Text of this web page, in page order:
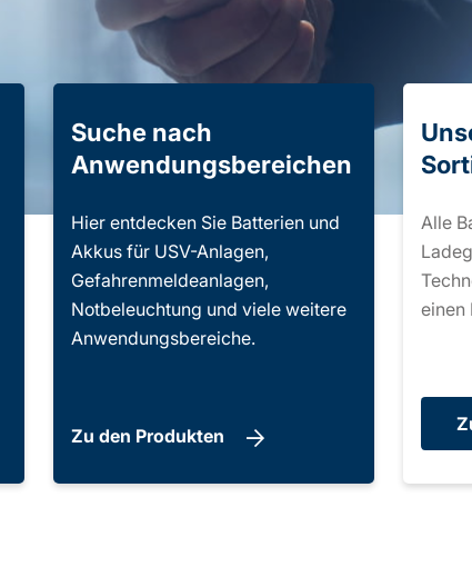
Suche nach
Anwendungsbereichen
Hier entdecken Sie Batterien und
Akkus für USV-Anlagen,
Gefahrenmeldeanlagen,
Notbeleuchtung und viele weitere
Anwendungsbereiche.
Zu den Produkten
Alle
einen